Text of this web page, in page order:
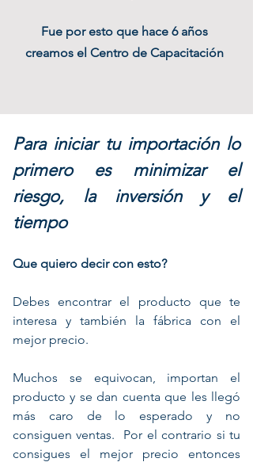
Para iniciar tu importación lo
primero es minimizar el
riesgo, la inversión y el
tiempo
Que quiero decir con esto?
Debes encontrar el producto que te
interesa y también la fábrica con el
mejor precio.
Muchos se equivocan, importan el
producto y se dan cuenta que les llegó
más caro de lo esperado y no
consiguen ventas. Por el contrario si tu
consigues el mejor precio entonces
Fue por esto que hace 6 años
creamos el Centro de Capacitación